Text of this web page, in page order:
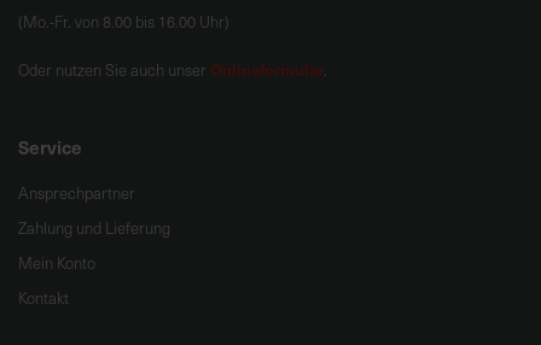
(Mo.-Fr. von 8.00 bis 16.00 Uhr)
Oder nutzen Sie auch unser Onlineformular.
Service
Ansprechpartner
Zahlung und Lieferung
Mein Konto
Kontakt